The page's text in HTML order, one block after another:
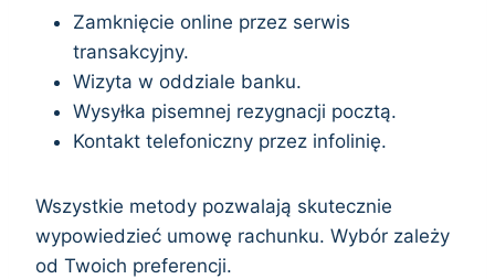
Zamknięcie online przez serwis
transakcyjny.
Wizyta w oddziale banku.
Wysyłka pisemnej rezygnacji pocztą.
Kontakt telefoniczny przez infolinię.
Wszystkie metody pozwalają skutecznie
wypowiedzieć umowę rachunku. Wybór zależy
od Twoich preferencji.